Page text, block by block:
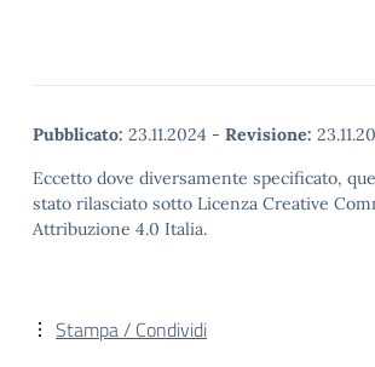
Pubblicato: 23.11.2024 - Revisione:
Eccetto dove diversamente specificato,
stato rilasciato sotto Licenza Creative
Attribuzione 4.0 Italia.
Stampa / Condividi